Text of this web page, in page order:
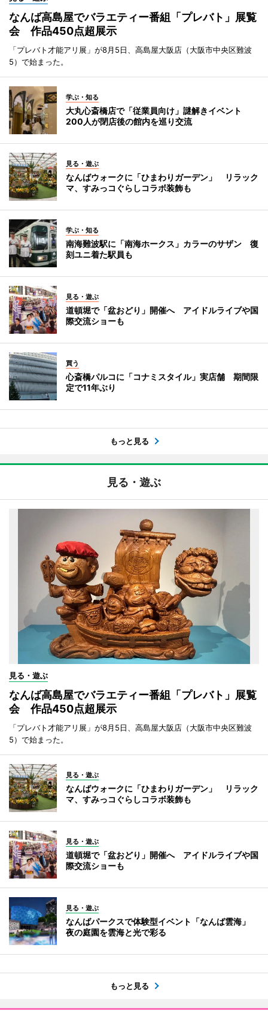
なんば高島屋でバラエティー番組「プレバト」展覧
会 作品450点超展示
「プレバト才能アリ展」が8月5日、高島屋大阪店（大阪市中央区難波
5）で始まった。
学ぶ・知る
大丸心斎橋店で「従業員向け」謎解きイベント
200人が閉店後の館内を巡り交流
見る・遊ぶ
なんばウォークに「ひまわりガーデン」 リラック
マ、すみっコぐらしコラボ装飾も
学ぶ・知る
南海難波駅に「南海ホークス」カラーのサザン 復
刻ユニ着た駅員も
見る・遊ぶ
道頓堀で「盆おどり」開催へ アイドルライブや国
際交流ショーも
買う
心斎橋パルコに「コナミスタイル」実店舗 期間限
定で11年ぶり
もっと見る
見る・遊ぶ
見る・遊ぶ
なんば高島屋でバラエティー番組「プレバト」展覧
会 作品450点超展示
「プレバト才能アリ展」が8月5日、高島屋大阪店（大阪市中央区難波
5）で始まった。
見る・遊ぶ
なんばウォークに「ひまわりガーデン」 リラック
マ、すみっコぐらしコラボ装飾も
見る・遊ぶ
道頓堀で「盆おどり」開催へ アイドルライブや国
際交流ショーも
見る・遊ぶ
なんばパークスで体験型イベント「なんば雲海」
夜の庭園を雲海と光で彩る
もっと見る